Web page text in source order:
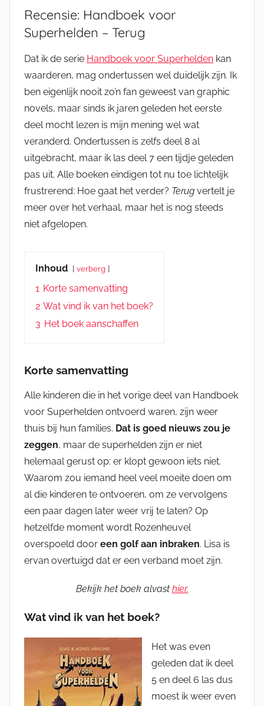
Recensie: Handboek voor
Superhelden – Terug
Dat ik de serie Handboek voor Superhelden kan
waarderen, mag ondertussen wel duidelijk zijn. Ik
ben eigenlijk nooit zo’n fan geweest van graphic
novels, maar sinds ik jaren geleden het eerste
deel mocht lezen is mijn mening wel wat
veranderd. Ondertussen is zelfs deel 8 al
uitgebracht, maar ik las deel 7 een tijdje geleden
pas uit. Alle boeken eindigen tot nu toe lichtelijk
frustrerend: Hoe gaat het verder? Terug vertelt je
meer over het verhaal, maar het is nog steeds
niet afgelopen.
Inhoud verberg
1 Korte samenvatting
2 Wat vind ik van het boek?
3 Het boek aanschaffen
Korte samenvatting
Alle kinderen die in het vorige deel van Handboek
voor Superhelden ontvoerd waren, zijn weer
thuis bij hun families. Dat is goed nieuws zou je
zeggen, maar de superhelden zijn er niet
helemaal gerust op: er klopt gewoon iets niet.
Waarom zou iemand heel veel moeite doen om
al die kinderen te ontvoeren, om ze vervolgens
een paar dagen later weer vrij te laten? Op
hetzelfde moment wordt Rozenheuvel
overspoeld door een golf aan inbraken. Lisa is
ervan overtuigd dat er een verband moet zijn.
Bekijk het boek alvast hier.
Wat vind ik van het boek?
Het was even
geleden dat ik deel
5 en deel 6 las dus
moest ik weer even